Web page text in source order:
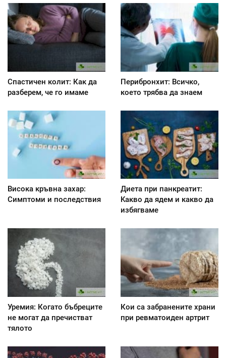
Спастичен колит: Как да
разберем, че го имаме
Перибронхит: Всичко,
което трябва да знаем
Висока кръвна захар:
Симптоми и последствия
Диета при панкреатит:
Kакво да ядем и какво да
избягваме
Уремия: Когато бъбреците
не могат да пречистват
тялото
Кои са забранените храни
при ревматоиден артрит